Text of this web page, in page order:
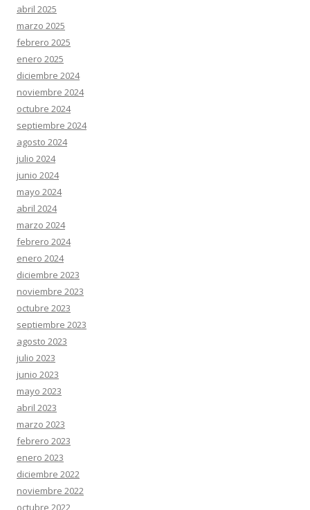
abril 2025
marzo 2025
febrero 2025
enero 2025
diciembre 2024
noviembre 2024
octubre 2024
septiembre 2024
agosto 2024
julio 2024
junio 2024
mayo 2024
abril 2024
marzo 2024
febrero 2024
enero 2024
diciembre 2023
noviembre 2023
octubre 2023
septiembre 2023
agosto 2023
julio 2023
junio 2023
mayo 2023
abril 2023
marzo 2023
febrero 2023
enero 2023
diciembre 2022
noviembre 2022
octubre 2022